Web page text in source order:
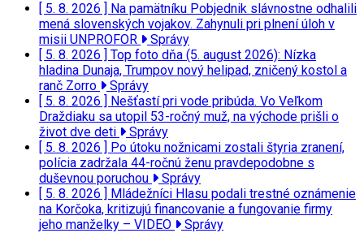
[ 5. 8. 2026 ] Na pamätníku Pobjednik slávnostne odhalili
mená slovenských vojakov. Zahynuli pri plnení úloh v
misii UNPROFOR
Správy
[ 5. 8. 2026 ] Top foto dňa (5. august 2026): Nízka
hladina Dunaja, Trumpov nový helipad, zničený kostol a
ranč Zorro
Správy
[ 5. 8. 2026 ] Nešťastí pri vode pribúda. Vo Veľkom
Draždiaku sa utopil 53-ročný muž, na východe prišli o
život dve deti
Správy
[ 5. 8. 2026 ] Po útoku nožnicami zostali štyria zranení,
polícia zadržala 44-ročnú ženu pravdepodobne s
duševnou poruchou
Správy
[ 5. 8. 2026 ] Mládežníci Hlasu podali trestné oznámenie
na Korčoka, kritizujú financovanie a fungovanie firmy
jeho manželky – VIDEO
Správy